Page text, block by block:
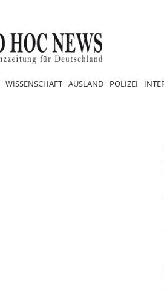
WISSENSCHAFT AUSLAND POLIZEI